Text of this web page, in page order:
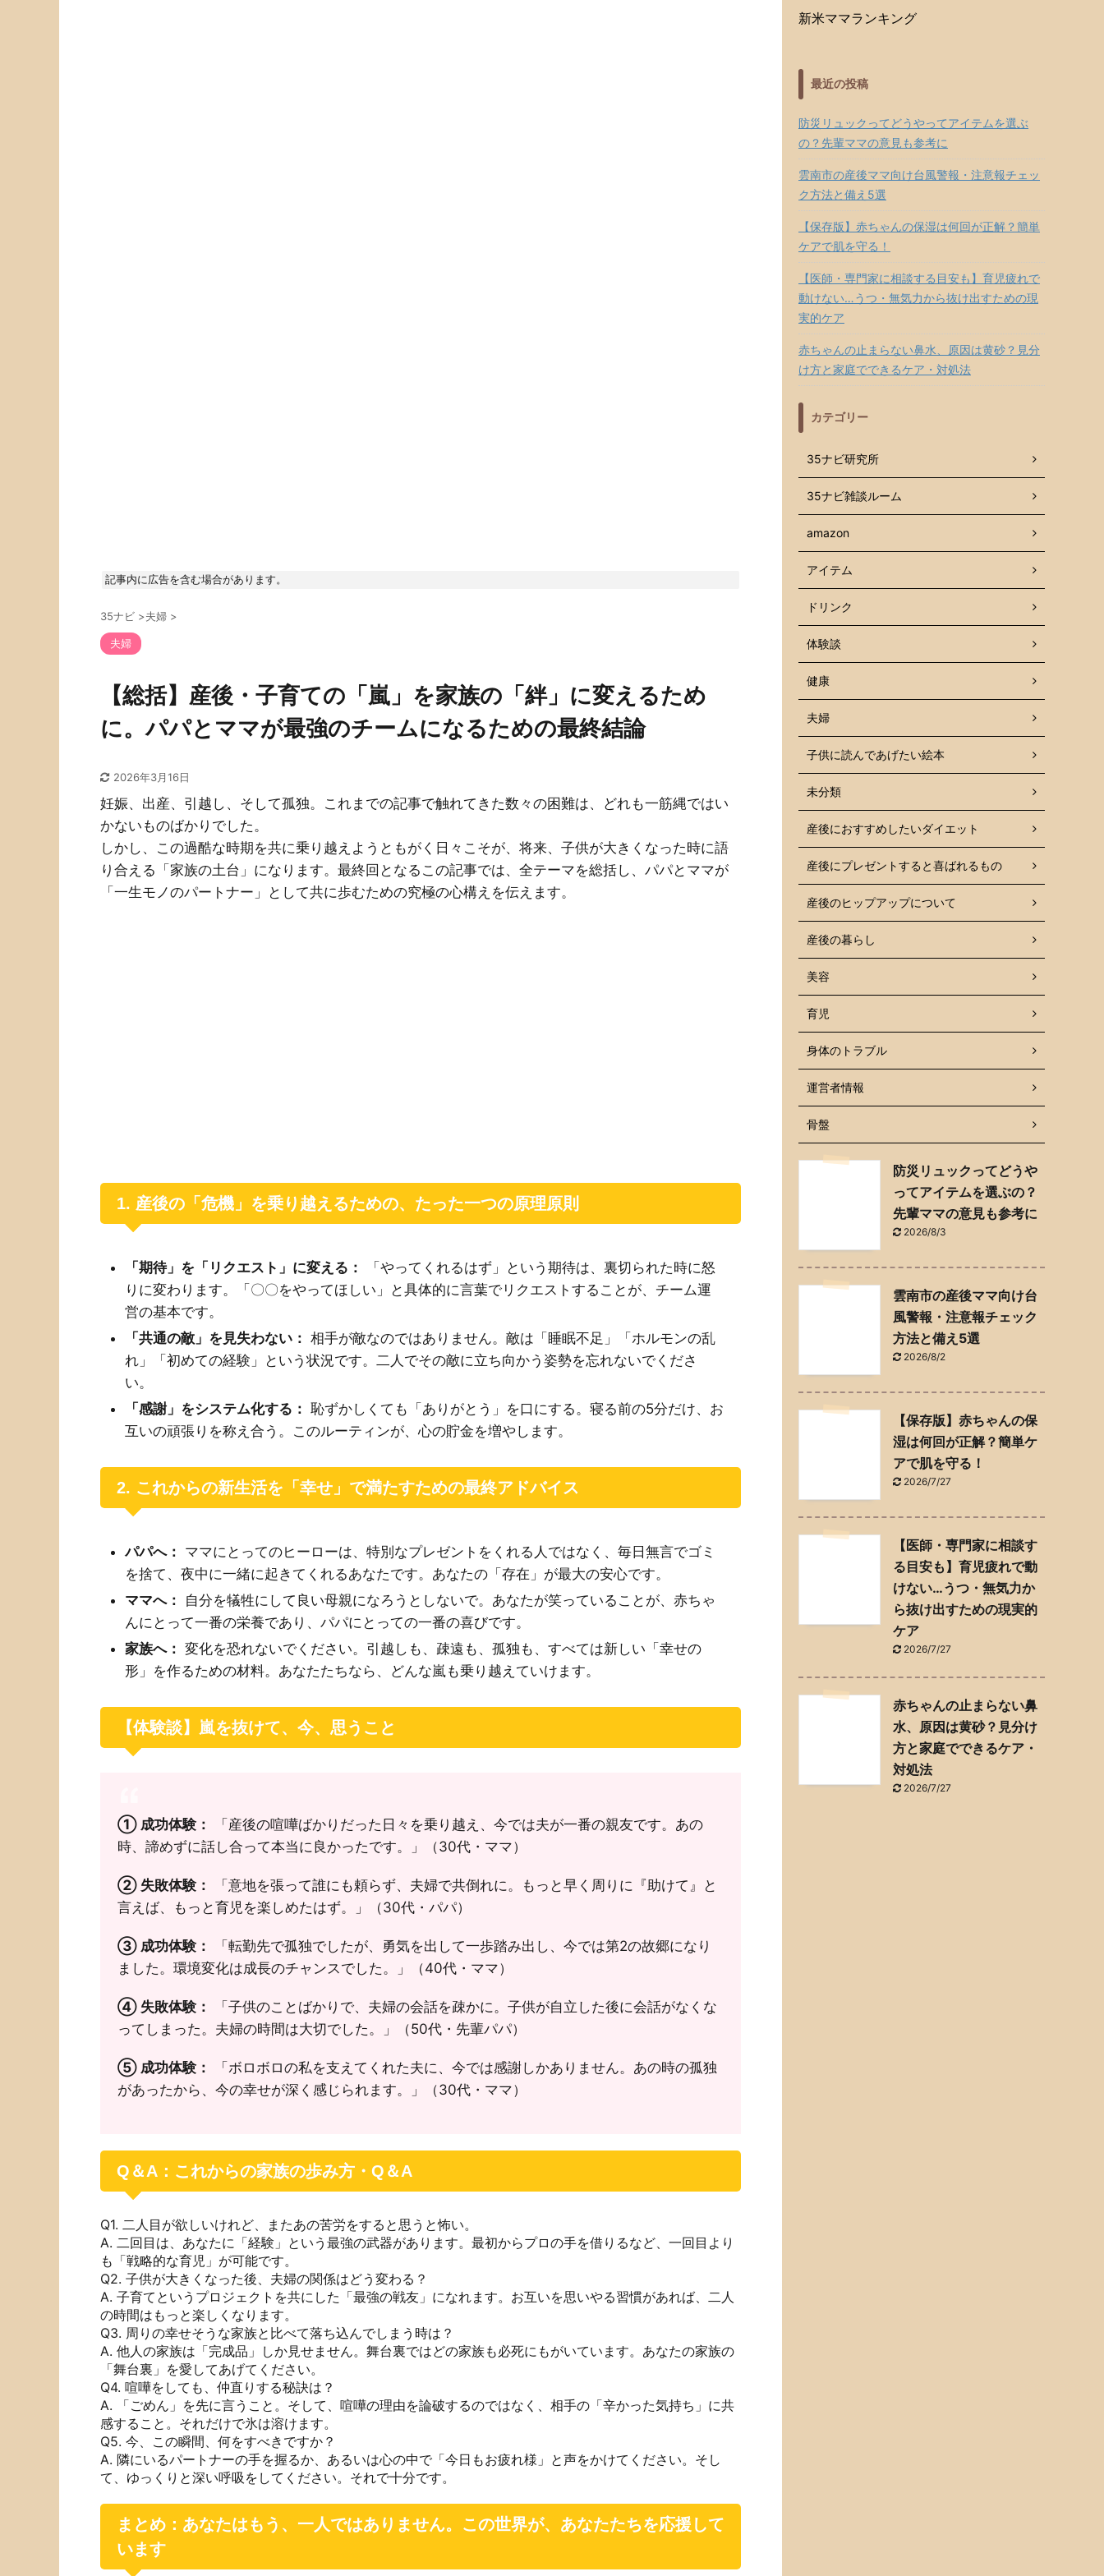
記事内に広告を含む場合があります。
35ナビ >夫婦 >
夫婦
【総括】産後・子育ての「嵐」を家族の「絆」に変えるため
に。パパとママが最強のチームになるための最終結論
2026年3月16日
妊娠、出産、引越し、そして孤独。これまでの記事で触れてきた数々の困難は、どれも一筋縄ではい
かないものばかりでした。
しかし、この過酷な時期を共に乗り越えようともがく日々こそが、将来、子供が大きくなった時に語
り合える「家族の土台」になります。最終回となるこの記事では、全テーマを総括し、パパとママが
「一生モノのパートナー」として共に歩むための究極の心構えを伝えます。
1. 産後の「危機」を乗り越えるための、たった一つの原理原則
「期待」を「リクエスト」に変える：
「やってくれるはず」という期待は、裏切られた時に怒
りに変わります。「〇〇をやってほしい」と具体的に言葉でリクエストすることが、チーム運
営の基本です。
「共通の敵」を見失わない： 相手が敵なのではありません。敵は「睡眠不足」「ホルモンの乱
れ」「初めての経験」という状況です。二人でその敵に立ち向かう姿勢を忘れないでくださ
い。
「感謝」をシステム化する： 恥ずかしくても「ありがとう」を口にする。寝る前の5分だけ、お
互いの頑張りを称え合う。このルーティンが、心の貯金を増やします。
2. これからの新生活を「幸せ」で満たすための最終アドバイス
パパへ： ママにとってのヒーローは、特別なプレゼントをくれる人ではなく、毎日無言でゴミ
を捨て、夜中に一緒に起きてくれるあなたです。あなたの「存在」が最大の安心です。
ママへ：
自分を犠牲にして良い母親になろうとしないで。あなたが笑っていることが、赤ちゃ
んにとって一番の栄養であり、パパにとっての一番の喜びです。
家族へ： 変化を恐れないでください。引越しも、疎遠も、孤独も、すべては新しい「幸せの
形」を作るための材料。あなたたちなら、どんな嵐も乗り越えていけます。
【体験談】嵐を抜けて、今、思うこと
① 成功体験：
「産後の喧嘩ばかりだった日々を乗り越え、今では夫が一番の親友です。あの
時、諦めずに話し合って本当に良かったです。」（30代・ママ）
② 失敗体験：
「意地を張って誰にも頼らず、夫婦で共倒れに。もっと早く周りに『助けて』と
言えば、もっと育児を楽しめたはず。」（30代・パパ）
③ 成功体験：
「転勤先で孤独でしたが、勇気を出して一歩踏み出し、今では第2の故郷になり
ました。環境変化は成長のチャンスでした。」（40代・ママ）
④ 失敗体験：
「子供のことばかりで、夫婦の会話を疎かに。子供が自立した後に会話がなくな
ってしまった。夫婦の時間は大切でした。」（50代・先輩パパ）
⑤ 成功体験：
「ボロボロの私を支えてくれた夫に、今では感謝しかありません。あの時の孤独
があったから、今の幸せが深く感じられます。」（30代・ママ）
Q＆A：これからの家族の歩み方・Q＆A
Q1. 二人目が欲しいけれど、またあの苦労をすると思うと怖い。
A. 二回目は、あなたに「経験」という最強の武器があります。最初からプロの手を借りるなど、一回目より
も「戦略的な育児」が可能です。
Q2. 子供が大きくなった後、夫婦の関係はどう変わる？
A. 子育てというプロジェクトを共にした「最強の戦友」になれます。お互いを思いやる習慣があれば、二人
の時間はもっと楽しくなります。
Q3. 周りの幸せそうな家族と比べて落ち込んでしまう時は？
A. 他人の家族は「完成品」しか見せません。舞台裏ではどの家族も必死にもがいています。あなたの家族の
「舞台裏」を愛してあげてください。
Q4. 喧嘩をしても、仲直りする秘訣は？
A. 「ごめん」を先に言うこと。そして、喧嘩の理由を論破するのではなく、相手の「辛かった気持ち」に共
感すること。それだけで氷は溶けます。
Q5. 今、この瞬間、何をすべきですか？
A. 隣にいるパートナーの手を握るか、あるいは心の中で「今日もお疲れ様」と声をかけてください。そし
て、ゆっくりと深い呼吸をしてください。それで十分です。
まとめ：あなたはもう、一人ではありません。この世界が、あなたたちを応援して
います
新米ママランキング
最近の投稿
防災リュックってどうやってアイテムを選ぶ
の？先輩ママの意見も参考に
雲南市の産後ママ向け台風警報・注意報チェッ
ク方法と備え5選
【保存版】赤ちゃんの保湿は何回が正解？簡単
ケアで肌を守る！
【医師・専門家に相談する目安も】育児疲れで
動けない…うつ・無気力から抜け出すための現
実的ケア
赤ちゃんの止まらない鼻水、原因は黄砂？見分
け方と家庭でできるケア・対処法
カテゴリー
35ナビ研究所
35ナビ雑談ルーム
amazon
アイテム
ドリンク
体験談
健康
夫婦
子供に読んであげたい絵本
未分類
産後におすすめしたいダイエット
産後にプレゼントすると喜ばれるもの
産後のヒップアップについて
産後の暮らし
美容
育児
身体のトラブル
運営者情報
骨盤
防災リュックってどうや
ってアイテムを選ぶの？
先輩ママの意見も参考に
2026/8/3
雲南市の産後ママ向け台
風警報・注意報チェック
方法と備え5選
2026/8/2
【保存版】赤ちゃんの保
湿は何回が正解？簡単ケ
アで肌を守る！
2026/7/27
【医師・専門家に相談す
る目安も】育児疲れで動
けない…うつ・無気力か
ら抜け出すための現実的
ケア
2026/7/27
赤ちゃんの止まらない鼻
水、原因は黄砂？見分け
方と家庭でできるケア・
対処法
2026/7/27